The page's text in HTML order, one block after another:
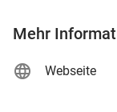
Mehr
Webseite